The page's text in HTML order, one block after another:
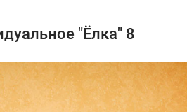
"Ёлка" 8